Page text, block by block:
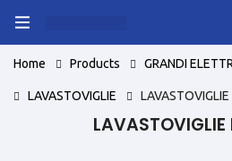
Home Products GRANDI
LAVASTOVIGLIE LAVASTOVIGLIE